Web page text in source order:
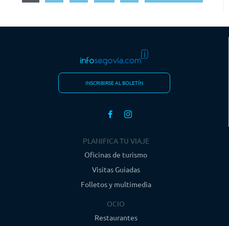
INSCRIBIRSE AL BOLETÍN
PLANIFICA TU VIAJE
Oficinas de turismo
Visitas Guiadas
Folletos y multimedia
OCIO
Restaurantes